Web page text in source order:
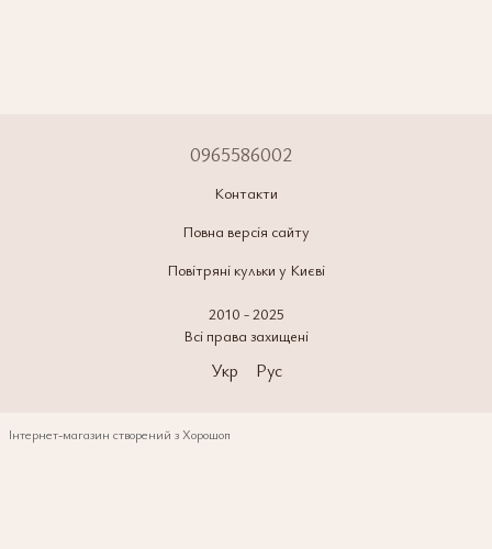
0965586002
Контакти
Повна версія сайту
Повітряні кульки у Києві
2010 - 2025
Всі права захищені
Укр Рус
Інтернет-магазин створений з Хорошоп